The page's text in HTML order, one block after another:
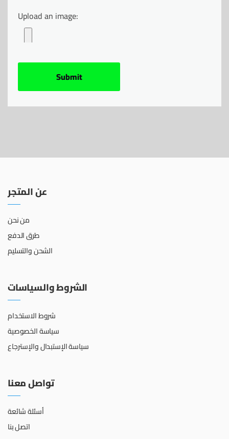
Upload an image:
عن المتجر
من نحن
طرق الدفع
الشحن والتسليم
الشروط والسياسات
شروط الاستخدام
سياسة الخصوصية
سياسة الإستبدال والإسترجاع
تواصل معنا
أسئلة شائعة
اتصل بنا